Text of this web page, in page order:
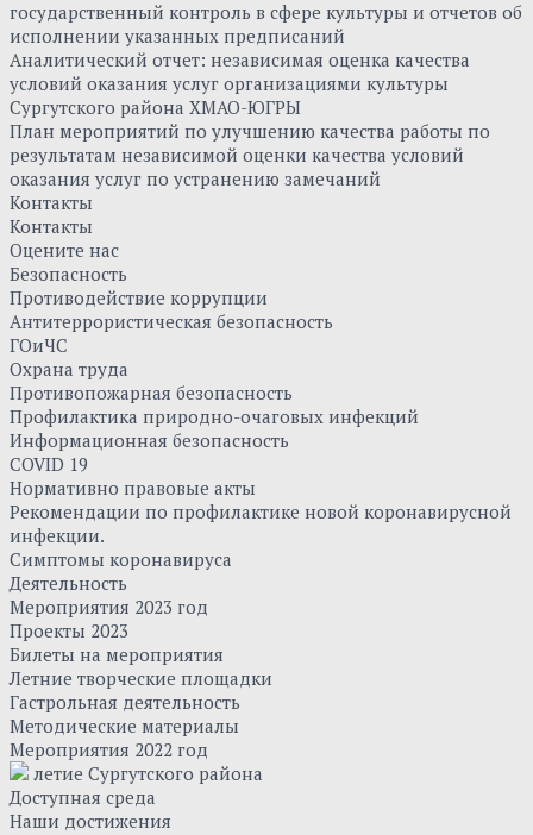
государственный контроль в сфере культуры и отчетов об
исполнении указанных предписаний
Аналитический отчет: независимая оценка качества
условий оказания услуг организациями культуры
Сургутского района ХМАО-ЮГРЫ
План мероприятий по улучшению качества работы по
результатам независимой оценки качества условий
оказания услуг по устранению замечаний
Контакты
Контакты
Оцените нас
Безопасность
Противодействие коррупции
Антитеррористическая безопасность
ГОиЧС
Охрана труда
Противопожарная безопасность
Профилактика природно-очаговых инфекций
Информационная безопасность
COVID 19
Нормативно правовые акты
Рекомендации по профилактике новой коронавирусной
инфекции.
Симптомы коронавируса
Деятельность
Мероприятия 2023 год
Проекты 2023
Билеты на мероприятия
Летние творческие площадки
Гастрольная деятельность
Методические материалы
Мероприятия 2022 год
летие Сургутского района
Доступная среда
Наши достижения